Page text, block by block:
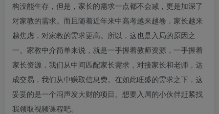
构没能生存，但是，家长的需求一点都不会减，更是加深了
对家教的需求。而且随着近年来中高考越来越卷，家长越来
越焦虑，对家教的需求更高。所以，这也是入局的原因之
一。家教中介简单来说，就是一手握着教师资源，一手握着
家长资源，我们从中间匹配家长需求，对接家长和老师，达
成交易，我们从中赚取信息费。在如此旺盛的需求之下，这
妥妥的是一个闷声发大财的项目​。想要入局的小伙伴赶紧找
我领取视频课程吧​。